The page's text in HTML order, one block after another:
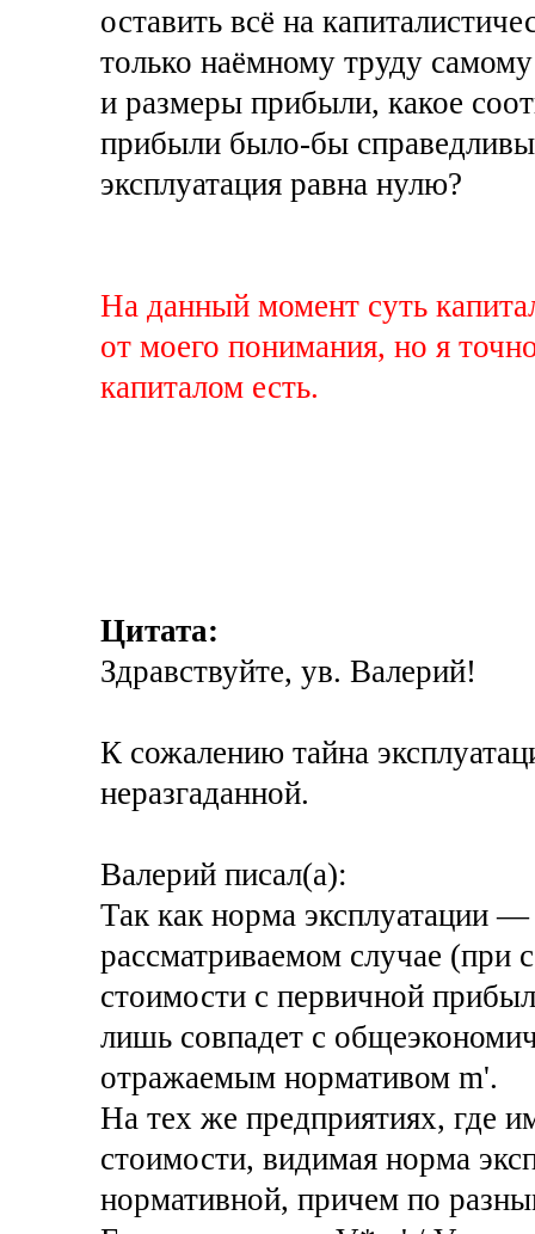
оставить всё на
только наёмному труду
и размеры прибыли, какое
прибыли было-бы
эксплуатация равна нулю?
На данный момент суть
от моего понимания, но я
капиталом есть.
Цитата:
Здравствуйте, ув. Валерий!
К сожалению тайна
неразгаданной.
Валерий писал(а):
Так как норма эксплуатации
рассматриваемом случае (при
стоимости с первичной
лишь совпадет с
отражаемым нормативом m'.
На тех же предприятиях, где
стоимости, видимая норма
нормативной, причем по